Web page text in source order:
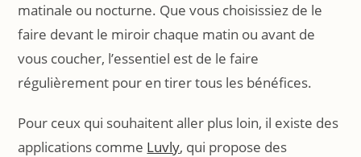
matinale ou nocturne. Que vous choisissiez de le
faire devant le miroir chaque matin ou avant de
vous coucher, l’essentiel est de le faire
régulièrement pour en tirer tous les bénéfices.
Pour ceux qui souhaitent aller plus loin, il existe des
applications comme Luvly, qui propose des